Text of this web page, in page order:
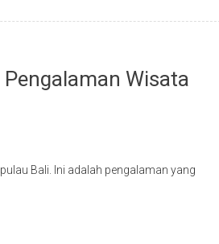
Wisata
Bali. Ini adalah pengalaman yang